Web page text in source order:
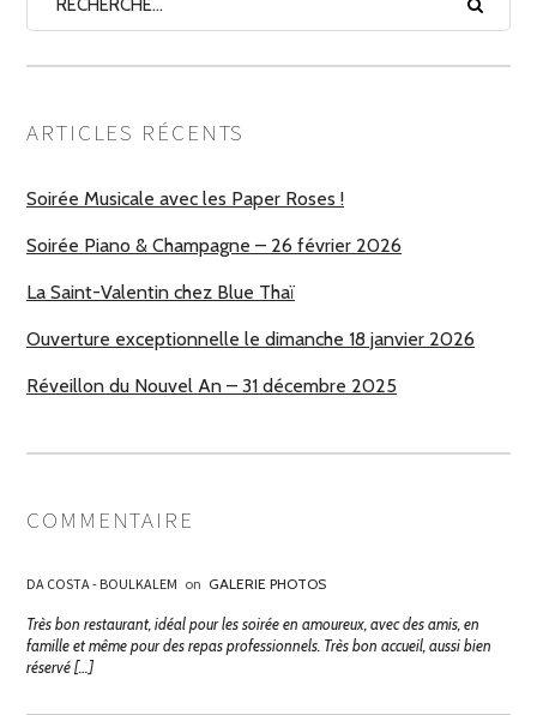
ARTICLES RÉCENTS
Soirée Musicale avec les Paper Roses !
Soirée Piano & Champagne – 26 février 2026
La Saint-Valentin chez Blue Thaï
Ouverture exceptionnelle le dimanche 18 janvier 2026
Réveillon du Nouvel An – 31 décembre 2025
COMMENTAIRE
DA COSTA - BOULKALEM on GALERIE PHOTOS
Très bon restaurant, idéal pour les soirée en amoureux, avec des amis, en
famille et même pour des repas professionnels. Très bon accueil, aussi bien
réservé […]